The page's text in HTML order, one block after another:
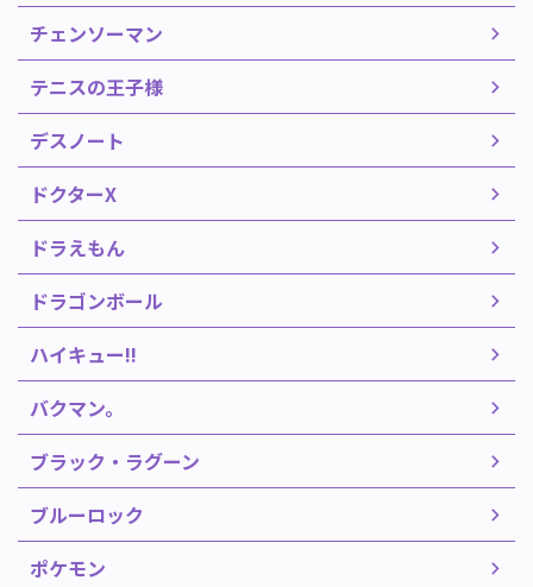
チェンソーマン
テニスの王子様
デスノート
ドクターX
ドラえもん
ドラゴンボール
ハイキュー!!
バクマン。
ブラック・ラグーン
ブルーロック
ポケモン